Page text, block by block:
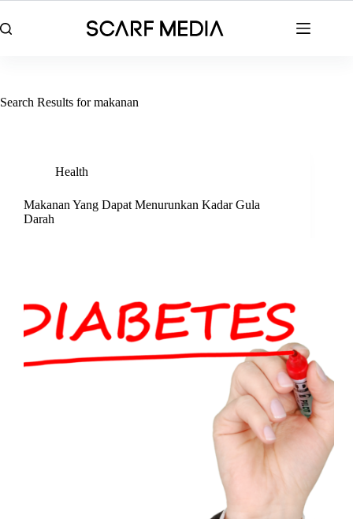
to
content
Search Results for makanan
Health
Makanan Yang Dapat Menurunkan Kadar Gula
Darah